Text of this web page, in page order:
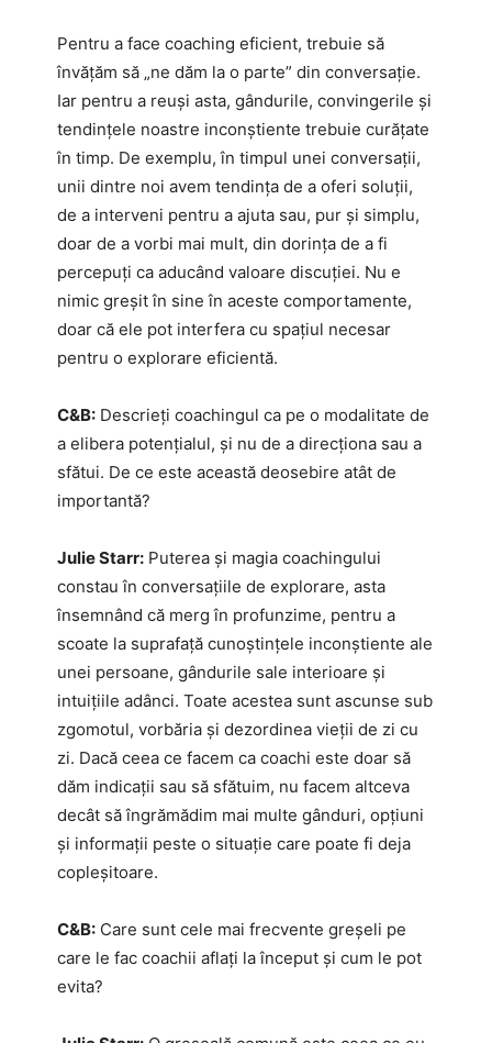
Pentru a face coaching eficient, trebuie să
învățăm să „ne dăm la o parte” din conversație.
Iar pentru a reuși asta, gândurile, convingerile și
tendințele noastre inconștiente trebuie curățate
în timp. De exemplu, în timpul unei conversații,
unii dintre noi avem tendința de a oferi soluții,
de a interveni pentru a ajuta sau, pur și simplu,
doar de a vorbi mai mult, din dorința de a fi
percepuți ca aducând valoare discuției. Nu e
nimic greșit în sine în aceste comportamente,
doar că ele pot interfera cu spațiul necesar
pentru o explorare eficientă.
C&B: Descrieți coachingul ca pe o modalitate de
a elibera potențialul, și nu de a direcționa sau a
sfătui. De ce este această deosebire atât de
importantă?
Julie Starr: Puterea și magia coachingului
constau în conversațiile de explorare, asta
însemnând că merg în profunzime, pentru a
scoate la suprafață cunoștințele inconștiente ale
unei persoane, gândurile sale interioare și
intuițiile adânci. Toate acestea sunt ascunse sub
zgomotul, vorbăria și dezordinea vieții de zi cu
zi. Dacă ceea ce facem ca coachi este doar să
dăm indicații sau să sfătuim, nu facem altceva
decât să îngrămădim mai multe gânduri, opțiuni
și informații peste o situație care poate fi deja
copleșitoare.
C&B: Care sunt cele mai frecvente greșeli pe
care le fac coachii aflați la început și cum le pot
evita?